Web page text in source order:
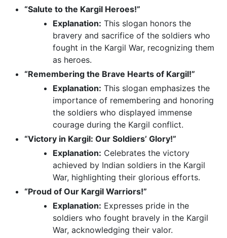
“Salute to the Kargil Heroes!”
Explanation: This slogan honors the
bravery and sacrifice of the soldiers who
fought in the Kargil War, recognizing them
as heroes.
“Remembering the Brave Hearts of Kargil!”
Explanation: This slogan emphasizes the
importance of remembering and honoring
the soldiers who displayed immense
courage during the Kargil conflict.
“Victory in Kargil: Our Soldiers’ Glory!”
Explanation: Celebrates the victory
achieved by Indian soldiers in the Kargil
War, highlighting their glorious efforts.
“Proud of Our Kargil Warriors!”
Explanation: Expresses pride in the
soldiers who fought bravely in the Kargil
War, acknowledging their valor.